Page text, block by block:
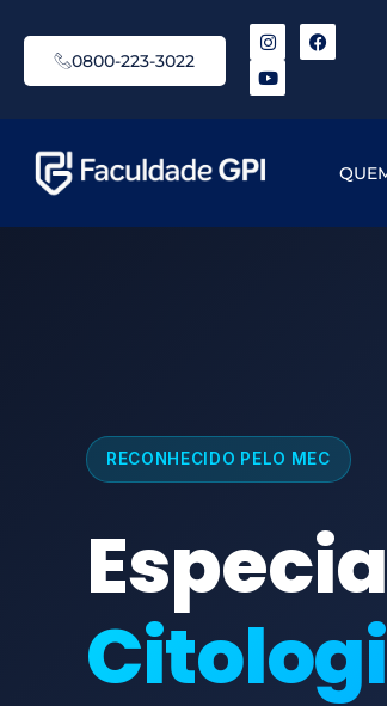
0800-223-3022
RECONHECIDO PELO MEC